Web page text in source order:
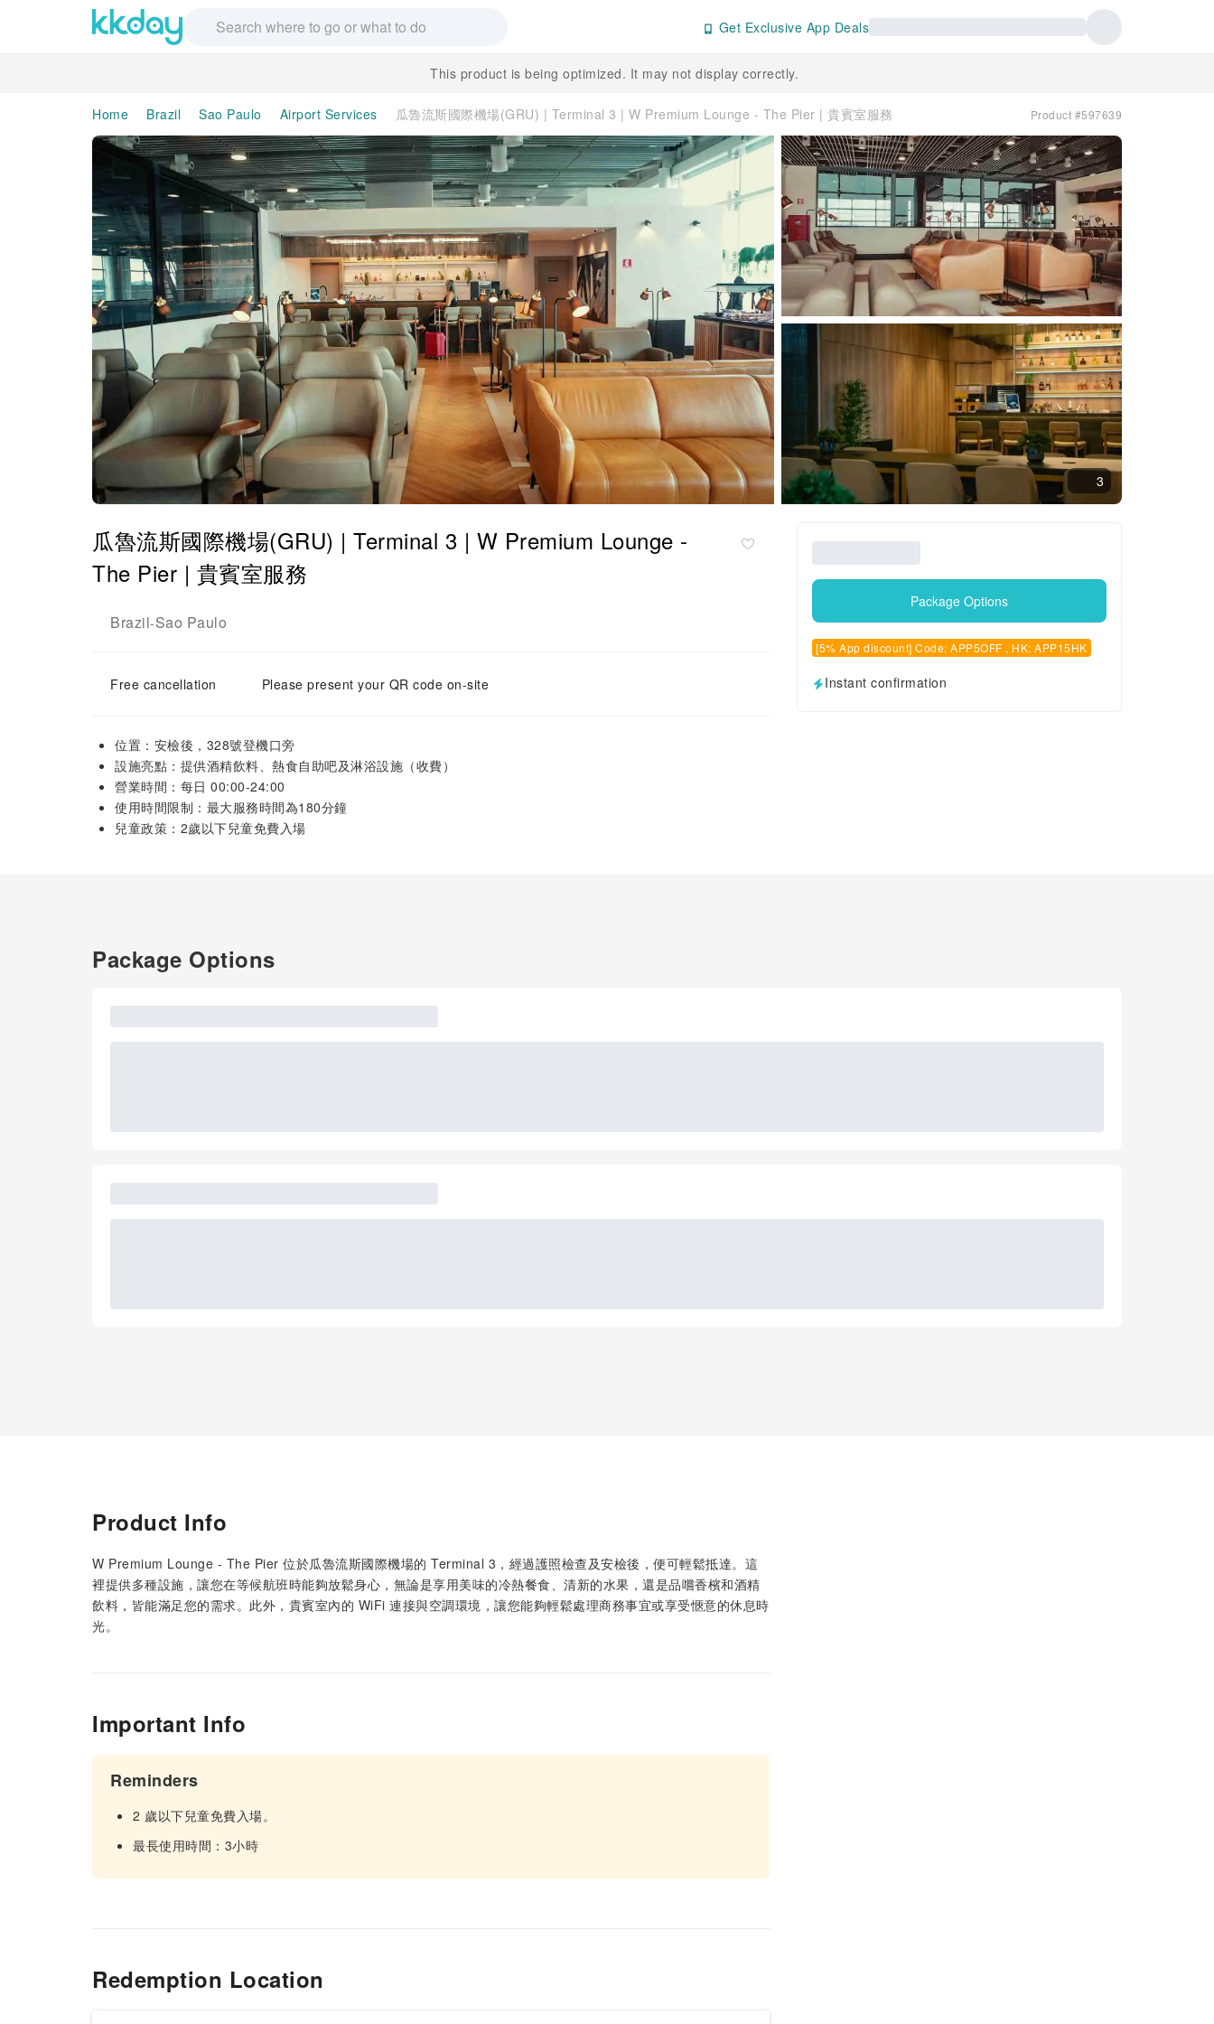
Get Exclusive App Deals
This product is being optimized. It may not display correctly.
Home Brazil Sao Paulo Airport Services 瓜魯流斯國際機場(GRU) | Terminal 3 | W Premium Lounge - The Pier | 貴賓室服務 Product #597639
3
瓜魯流斯國際機場(GRU) | Terminal 3 | W Premium Lounge -
The Pier | 貴賓室服務
Brazil-Sao Paulo
Free cancellation Please present your QR code on-site
位置：安檢後，328號登機口旁
設施亮點：提供酒精飲料、熱食自助吧及淋浴設施（收費）
營業時間：每日 00:00-24:00
使用時間限制：最大服務時間為180分鐘
兒童政策：2歲以下兒童免費入場
Package Options
[5% App discount] Code: APP5OFF , HK: APP15HK
Instant confirmation
Package Options
Product Info
W Premium Lounge - The Pier 位於瓜魯流斯國際機場的 Terminal 3，經過護照檢查及安檢後，便可輕鬆抵達。這
裡提供多種設施，讓您在等候航班時能夠放鬆身心，無論是享用美味的冷熱餐食、清新的水果，還是品嚐香檳和酒精
飲料，皆能滿足您的需求。此外，貴賓室內的 WiFi 連接與空調環境，讓您能夠輕鬆處理商務事宜或享受愜意的休息時
光。
Important Info
Reminders
2 歲以下兒童免費入場。
最長使用時間：3小時
Redemption Location